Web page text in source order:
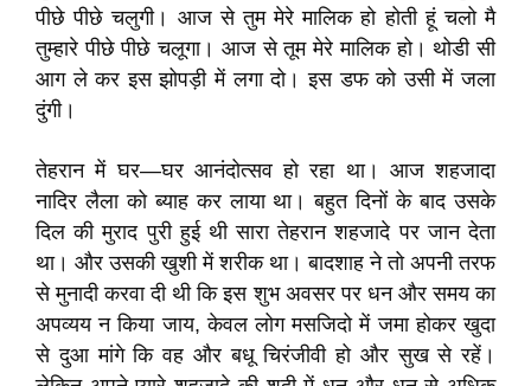
पीछे पीछे चलुगी। आज से तुम मेरे मालिक हो होती हूं चलो मै
तुम्हारे पीछे पीछे चलूगा। आज से तूम मेरे मालिक हो। थोडी सी
आग ले कर इस झोपड़ी में लगा दो। इस डफ को उसी में जला
दुंगी।
तेहरान में घर—घर आनंदोत्सव हो रहा था। आज शहजादा
नादिर लैला को ब्याह कर लाया था। बहुत दिनों के बाद उसके
दिल की मुराद पुरी हुई थी सारा तेहरान शहजादे पर जान देता
था। और उसकी खुशी में शरीक था। बादशाह ने तो अपनी तरफ
से मुनादी करवा दी थी कि इस शुभ अवसर पर धन और समय का
अपव्यय न किया जाय, केवल लोग मसजिदो में जमा होकर खुदा
से दुआ मांगे कि वह और बधू चिरंजीवी हो और सुख से रहें।